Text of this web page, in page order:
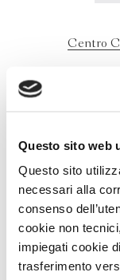
Questo sito web
Questo sito
necessari alla
consenso
cookie non
impiegati cookie
trasferimento
Centro